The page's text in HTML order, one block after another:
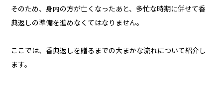
そのため、身内の方が亡くなったあと、多忙な時期に併せて香
典返しの準備を進めなくてはなりません。
ここでは、香典返しを贈るまでの大まかな流れについて紹介し
ます。